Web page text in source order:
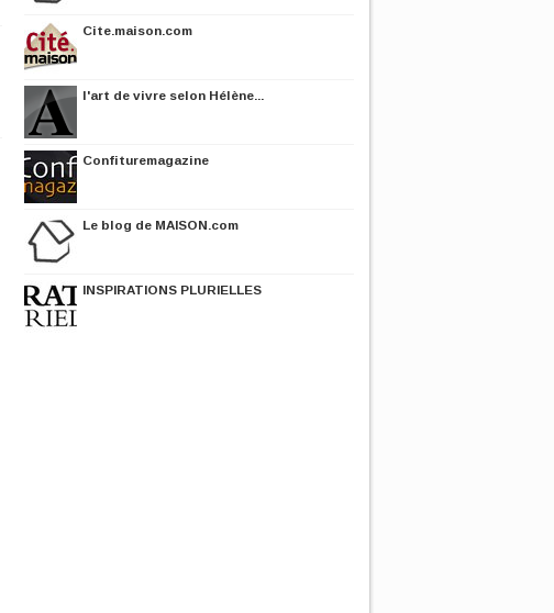
Cite.maison.com
l'art de vivre selon Hélène...
Confituremagazine
Le blog de MAISON.com
INSPIRATIONS PLURIELLES